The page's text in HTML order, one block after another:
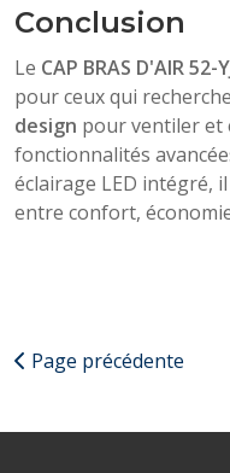
Conclusion
Le CAP BRAS D'AIR 52-
pour ceux qui
design pour ventiler et
fonctionnalités
éclairage LED intégré,
entre confort,
Page précédente